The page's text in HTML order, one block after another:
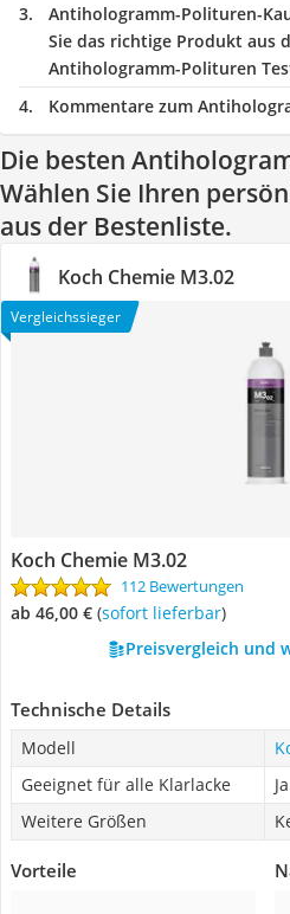
Antihologramm-Polituren-
Sie das richtige Produkt aus
Antihologramm-Polituren
Kommentare zum
Die besten
Wählen Sie Ihren
aus der Bestenliste.
Koch Chemie M3.02
Vergleichssieger
Koch Chemie M3.02
112 Bewertungen
ab 46,00 € ( Sofort lieferbar)
Preisvergleich und
Technische Details
Modell
Geeignet für alle Klarlacke
Ja
Weitere Größen
Vorteile